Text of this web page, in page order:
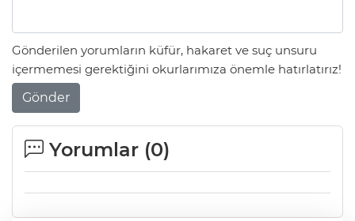
Gönderilen yorumların küfür, hakaret ve suç unsuru
içermemesi gerektiğini okurlarımıza önemle hatırlatırız!
Gönder
Yorumlar (0)